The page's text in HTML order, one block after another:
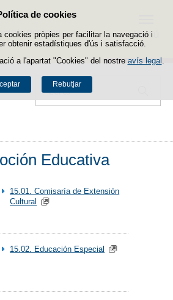
de cookies
cookies pròpies per facilitar la navegació i
obtenir estadístiques d'ús i satisfacció.
a l'apartat "Cookies" del nostre avís legal
Rebutjar
Passar al contingut
Cercador
Menú
Educativa
15.01. Comisaría de Extensión
Cultural
15.02. Educación Especial